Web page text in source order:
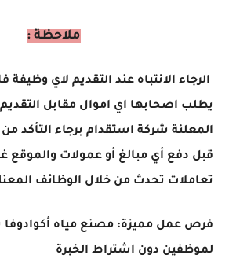
ملاحظة :
الرجاء الانتباه عند التقديم لاي وظيفة
يطلب اصحابها اي اموال مقابل
المعلنة شركة استقدام برجاء التأكد
قبل دفع أي مبالغ أو عمولات
تعاملات تحدث من خلال الوظائف
فرص عمل مميزة: مصنع مياه أكوادوفا
لموظفين دون اشتراط الخبرة